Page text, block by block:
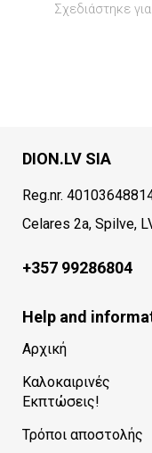
Σχεδιάστηκε
DION.LV SIA
Reg.nr.
Celares 2a, Spilve,
+357 99286804
Help and
Αρχική
Καλοκαιρινές
Εκπτώσεις!
Τρόποι αποστολής